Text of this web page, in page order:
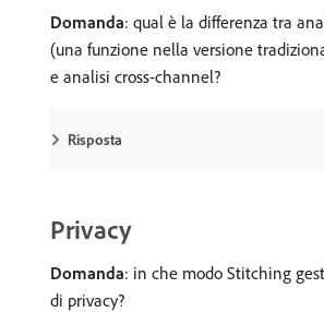
Domanda: qual è la differenza tra
(una funzione nella versione
e analisi cross-channel?
Risposta
Privacy
Domanda: in che modo Stitching
di privacy?